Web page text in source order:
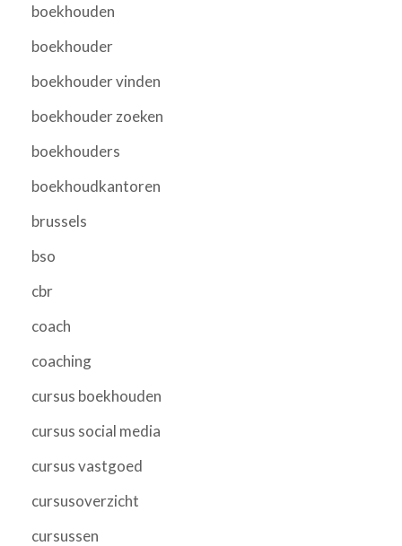
boekhouden
boekhouder
boekhouder vinden
boekhouder zoeken
boekhouders
boekhoudkantoren
brussels
bso
cbr
coach
coaching
cursus boekhouden
cursus social media
cursus vastgoed
cursusoverzicht
cursussen